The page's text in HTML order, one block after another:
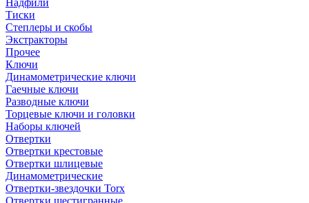
Надфили
Тиски
Степлеры и скобы
Экстракторы
Прочее
Ключи
Динамометрические ключи
Гаечные ключи
Разводные ключи
Торцевые ключи и головки
Наборы ключей
Отвертки
Отвертки крестовые
Отвертки шлицевые
Динамометрические
Отвертки-звездочки Torx
Отвертки шестигранные